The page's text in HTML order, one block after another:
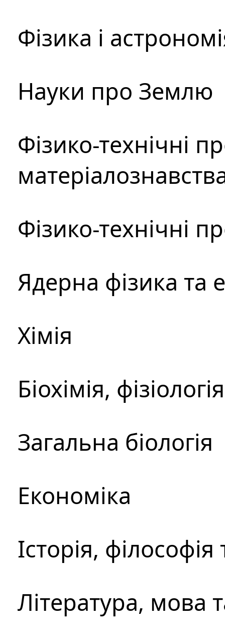
Фізика і
Науки про Землю
Фізико-технічні
Фізико-технічні
Ядерна фізика та
Хімія
Біохімія,
Загальна біологія
Економіка
Історія,
Література, мова